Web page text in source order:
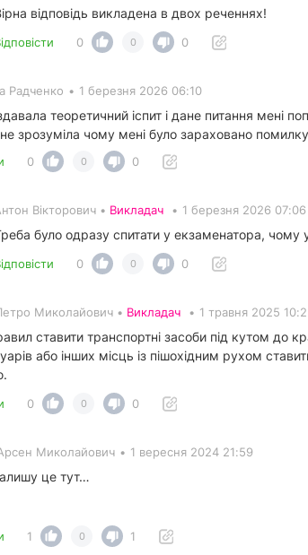
відповідь викладена в двох реченнях!
0 0 0
Радченко • 1 березня 2026 06:10
теоретичний іспит і дане питання мені
не зрозуміла чому мені було зараховано
0 0 0
Вікторович • Викладач • 1 березня 2026 07:06
було одразу спитати у екзаменатора, чому
0 0 0
Миколайович • Викладач • 1 травня 2025
ставити транспортні засоби під кутом до
або інших місць із пішохідним рухом
0 0 0
Миколайович • 1 вересня 2024 21:59
це тут…
1 0 1